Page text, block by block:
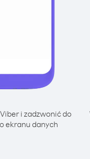
i zadzwonić do
ekranu danych